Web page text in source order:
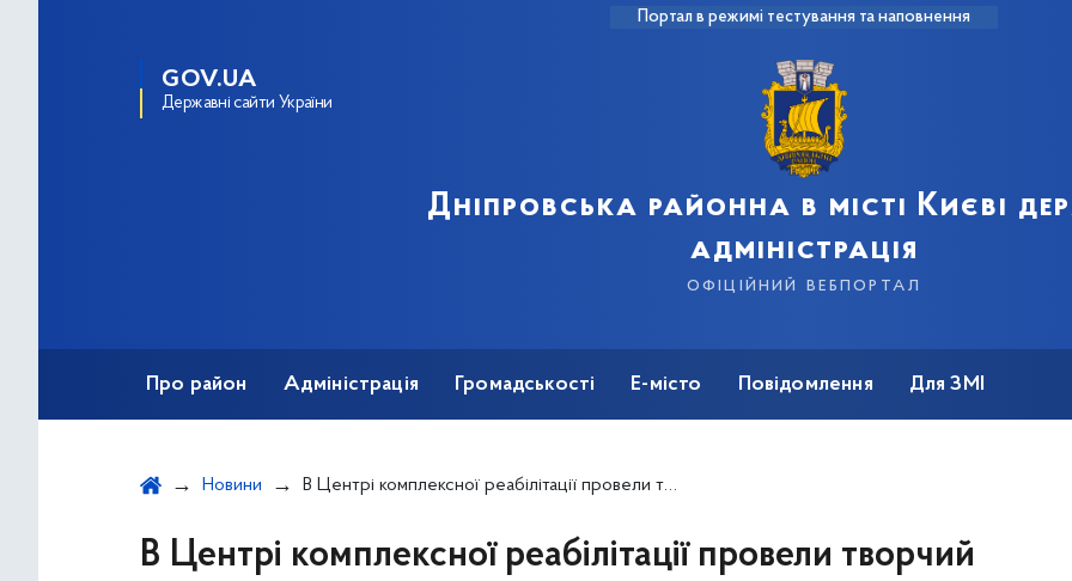
Портал в режимі тестування та наповнення
GOV.UA
Державні сайти України
Дніпровська районна в місті Києві
адміністрація
офіційний вебпортал
Про район Адміністрація Громадськості Е-місто Повідомлення Для ЗМІ
Новини В Центрі комплексної реабілітації провели творчий майстер-клас із виготовлення святкових листівок
В Центрі комплексної реабілітації провели творчий